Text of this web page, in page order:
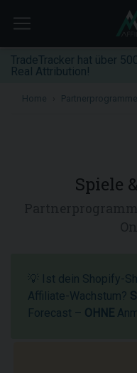
TradeTracker hat über
Real Attribution!
Home Partnerprogramme
Spiele
💡 Ist dein Shopify-
Affiliate-Wachstum?
Forecast – OHNE